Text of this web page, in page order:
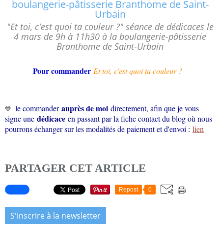
"Et toi, c'est quoi ta couleur ?" séance de dédicaces le
4 mars de 9h à 11h30 à la boulangerie-pâtisserie
Branthome de Saint-Urbain
Pour commander Et toi, c'est quoi ta couleur ?
💙 le commander auprès de moi directement, afin que je vous
signe une dédicace en passant par la fiche contact du blog où nous
pourrons échanger sur les modalités de paiement et d'envoi : lien
PARTAGER CET ARTICLE
Repost 0
S'inscrire à la newsletter